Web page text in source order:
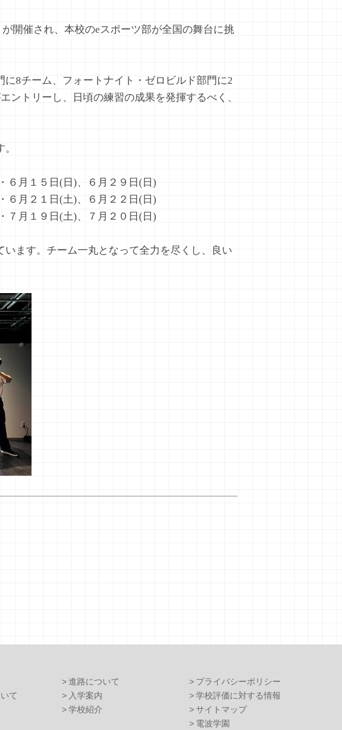
が開催され、本校のeスポーツ部が全国の舞台に挑
8チーム、フォートナイト・ゼロビルド部門に2
ントリーし、日頃の練習の成果を発揮するべく、
６月１５日(日)、６月２９日(日)
６月２１日(土)、６月２２日(日)
７月１９日(土)、７月２０日(日)
ます。チーム一丸となって全力を尽くし、良い
て
進路について
入学案内
学校紹介
プライバシーポリシー
学校評価に対する情報
サイトマップ
電波学園